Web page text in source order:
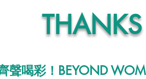
THANKS
聲喝彩！BEYOND